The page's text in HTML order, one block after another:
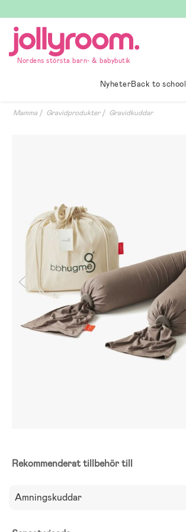
till
innehållet
Nordens största barn- & babybutik
NyheterBack to school
Mamma Gravidprodukter Gravidkuddar
Rekommenderat tillbehör till
Amningskuddar